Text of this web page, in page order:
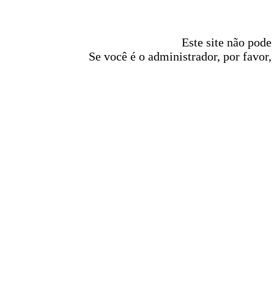
Este site não
Se você é o administrador, por